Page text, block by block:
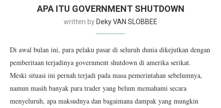
APA ITU GOVERNMENT SHUTDOWN
written by Deky VAN SLOBBEE
Di awal bulan ini, para pelaku pasar di seluruh dunia dikejutkan dengan
pemberitaan terjadinya government shutdown di amerika serikat.
Meski situasi ini pernah terjadi pada masa pemerintahan sebelumnya,
namun masih banyak para trader yang belum memahami secara
menyeluruh, apa maksudnya dan bagaimana dampak yang mungkin